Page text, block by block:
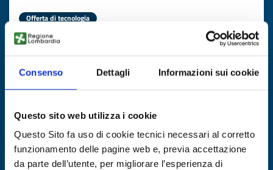
Consenso Dettagli Informazioni sui cookie
Questo sito web utilizza i cookie
Questo Sito fa uso di cookie tecnici necessari al corretto
funzionamento delle pagine web e, previa accettazione
da parte dell’utente, per migliorare l’esperienza di
Offerta di tecnologia
RFID chipless di nuova generazione
ID EEN: TODE20250820005
Scade il30 gennaio 2027